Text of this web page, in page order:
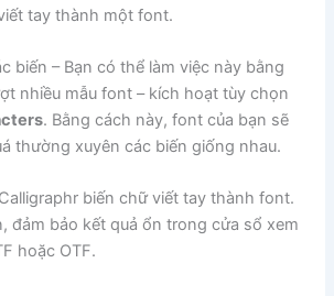
tay thành một font.
biến – Bạn có thể làm việc này bằng
nhiều mẫu font – kích hoạt tùy chọn
. Bằng cách này, font của bạn sẽ
thường xuyên các biến giống nhau.
biến chữ viết tay thành font.
đảm bảo kết quả ổn trong cửa sổ xem
hoặc OTF.